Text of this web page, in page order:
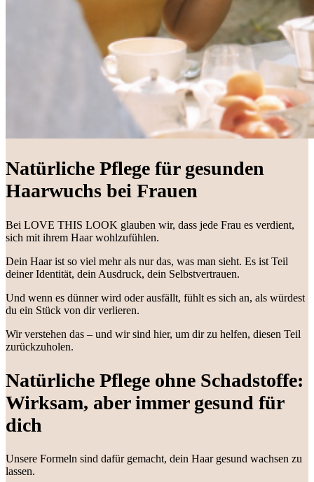
Natürliche Pflege für gesunden
Haarwuchs bei Frauen
Bei LOVE THIS LOOK glauben wir, dass jede Frau es verdient,
sich mit ihrem Haar wohlzufühlen.
Dein Haar ist so viel mehr als nur das, was man sieht. Es ist Teil
deiner Identität, dein Ausdruck, dein Selbstvertrauen.
Und wenn es dünner wird oder ausfällt, fühlt es sich an, als würdest
du ein Stück von dir verlieren.
Wir verstehen das – und wir sind hier, um dir zu helfen, diesen Teil
zurückzuholen.
Natürliche Pflege ohne Schadstoffe:
Wirksam, aber immer gesund für
dich
Unsere Formeln sind dafür gemacht, dein Haar gesund wachsen zu
lassen.